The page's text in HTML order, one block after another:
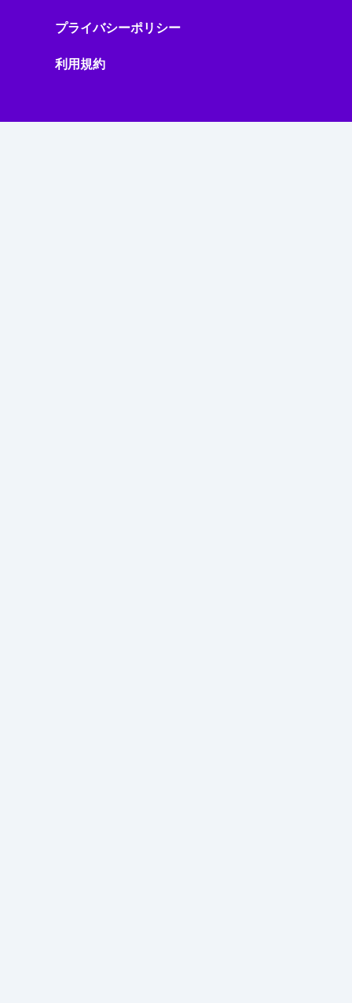
プライバシーポリシー
利用規約